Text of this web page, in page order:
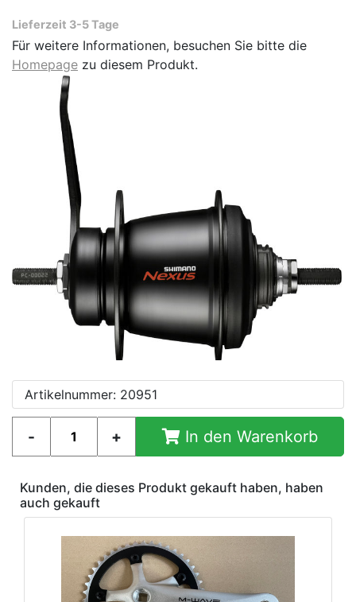
Lieferzeit 3-5 Tage
Für weitere Informationen, besuchen Sie bitte die
Homepage zu diesem Produkt.
Artikelnummer: 20951
In den Warenkorb
Kunden, die dieses Produkt gekauft haben, haben
auch gekauft